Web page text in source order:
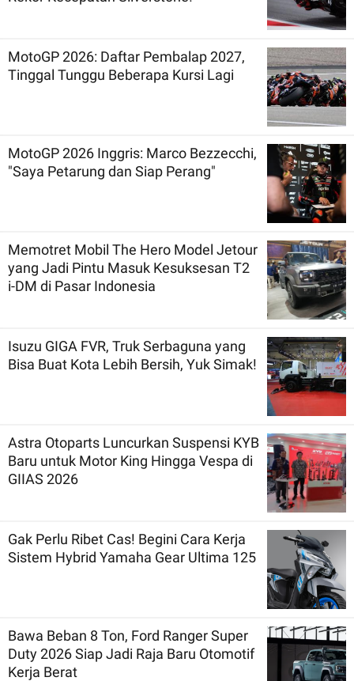
MotoGP 2026: Daftar Pembalap 2027,
Tinggal Tunggu Beberapa Kursi Lagi
MotoGP 2026 Inggris: Marco Bezzecchi,
"Saya Petarung dan Siap Perang"
Memotret Mobil The Hero Model Jetour
yang Jadi Pintu Masuk Kesuksesan T2
i-DM di Pasar Indonesia
Isuzu GIGA FVR, Truk Serbaguna yang
Bisa Buat Kota Lebih Bersih, Yuk Simak!
Astra Otoparts Luncurkan Suspensi KYB
Baru untuk Motor King Hingga Vespa di
GIIAS 2026
Gak Perlu Ribet Cas! Begini Cara Kerja
Sistem Hybrid Yamaha Gear Ultima 125
Bawa Beban 8 Ton, Ford Ranger Super
Duty 2026 Siap Jadi Raja Baru Otomotif
Kerja Berat